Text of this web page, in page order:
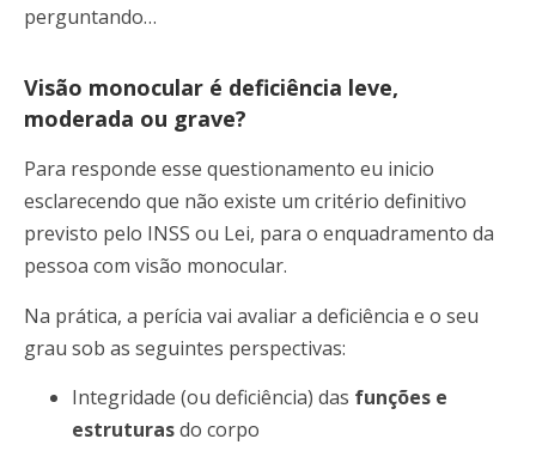
perguntando…
Visão monocular é deficiência leve,
moderada ou grave?
Para responde esse questionamento eu inicio
esclarecendo que não existe um critério definitivo
previsto pelo INSS ou Lei, para o enquadramento da
pessoa com visão monocular.
Na prática, a perícia vai avaliar a deficiência e o seu
grau sob as seguintes perspectivas:
Integridade (ou deficiência) das funções e
estruturasdo corpo